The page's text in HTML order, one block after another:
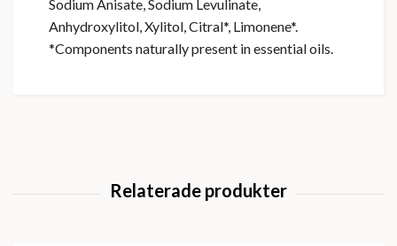
Sodium Anisate, Sodium Levulinate,
Anhydroxylitol, Xylitol, Citral*, Limonene*.
*Components naturally present in essential oils.